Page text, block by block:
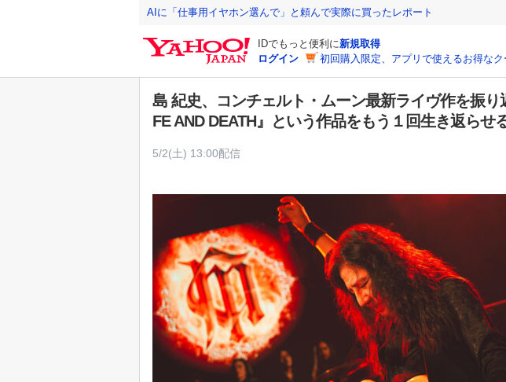
AIに「仕事用イヤホン選んで」と頼んで実際に買ったレポート
IDでもっと便利に新規取得
ログイン
初回購入限定、アプリで使えるお得なク
島 紀史、コンチェルト・ムーン最新ライヴ作を振り
FE AND DEATH』という作品をもう１回生き返らせる
5/2(土) 13:00配信